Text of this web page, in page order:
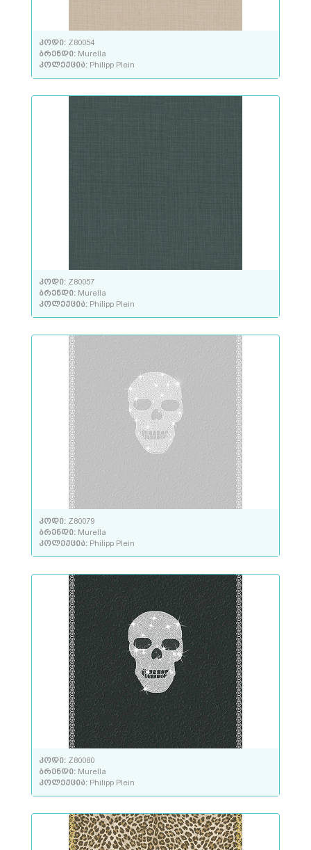
კოდი: Z80054
ბრენდი: Murella
კოლექცია: Philipp Plein
კოდი: Z80057
ბრენდი: Murella
კოლექცია: Philipp Plein
კოდი: Z80079
ბრენდი: Murella
კოლექცია: Philipp Plein
კოდი: Z80080
ბრენდი: Murella
კოლექცია: Philipp Plein